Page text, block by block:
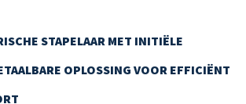
STAPELAAR MET INITIËLE
OPLOSSING VOOR EFFICIËNT